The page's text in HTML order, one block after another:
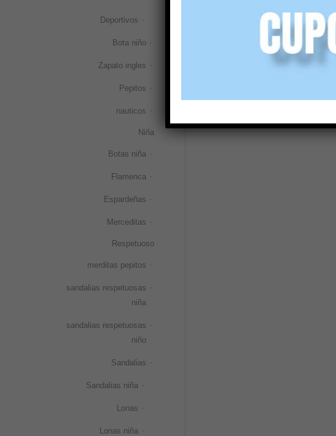
Deportivos
Bota niño
Zapato ingles
Pepitos
nauticos
Niña
Botas niña
Flamenca
Espardeñas
Merceditas
Respetuoso
merditas pepitos
sandalias respetuosas
niña
sandalias respetuosas
niño
Sandalias
Sandalias niña
Lonas
Lonas niña